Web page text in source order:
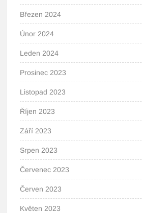
Březen 2024
Únor 2024
Leden 2024
Prosinec 2023
Listopad 2023
Říjen 2023
Září 2023
Srpen 2023
Červenec 2023
Červen 2023
Květen 2023